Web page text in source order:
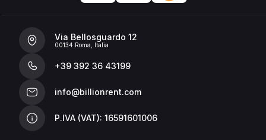
Via Bellosguardo 12
00134 Roma, Italia
+39 392 36 43199
info@billionrent.com
P.IVA (VAT): 16591601006